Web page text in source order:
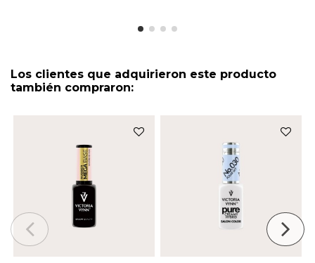
Los clientes que adquirieron este producto
también compraron: